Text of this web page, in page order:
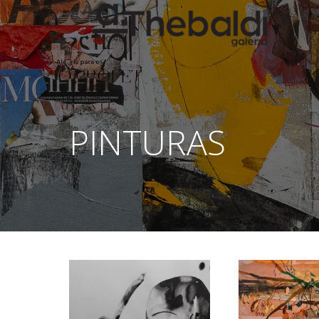
PINTURAS
Você está aqui: